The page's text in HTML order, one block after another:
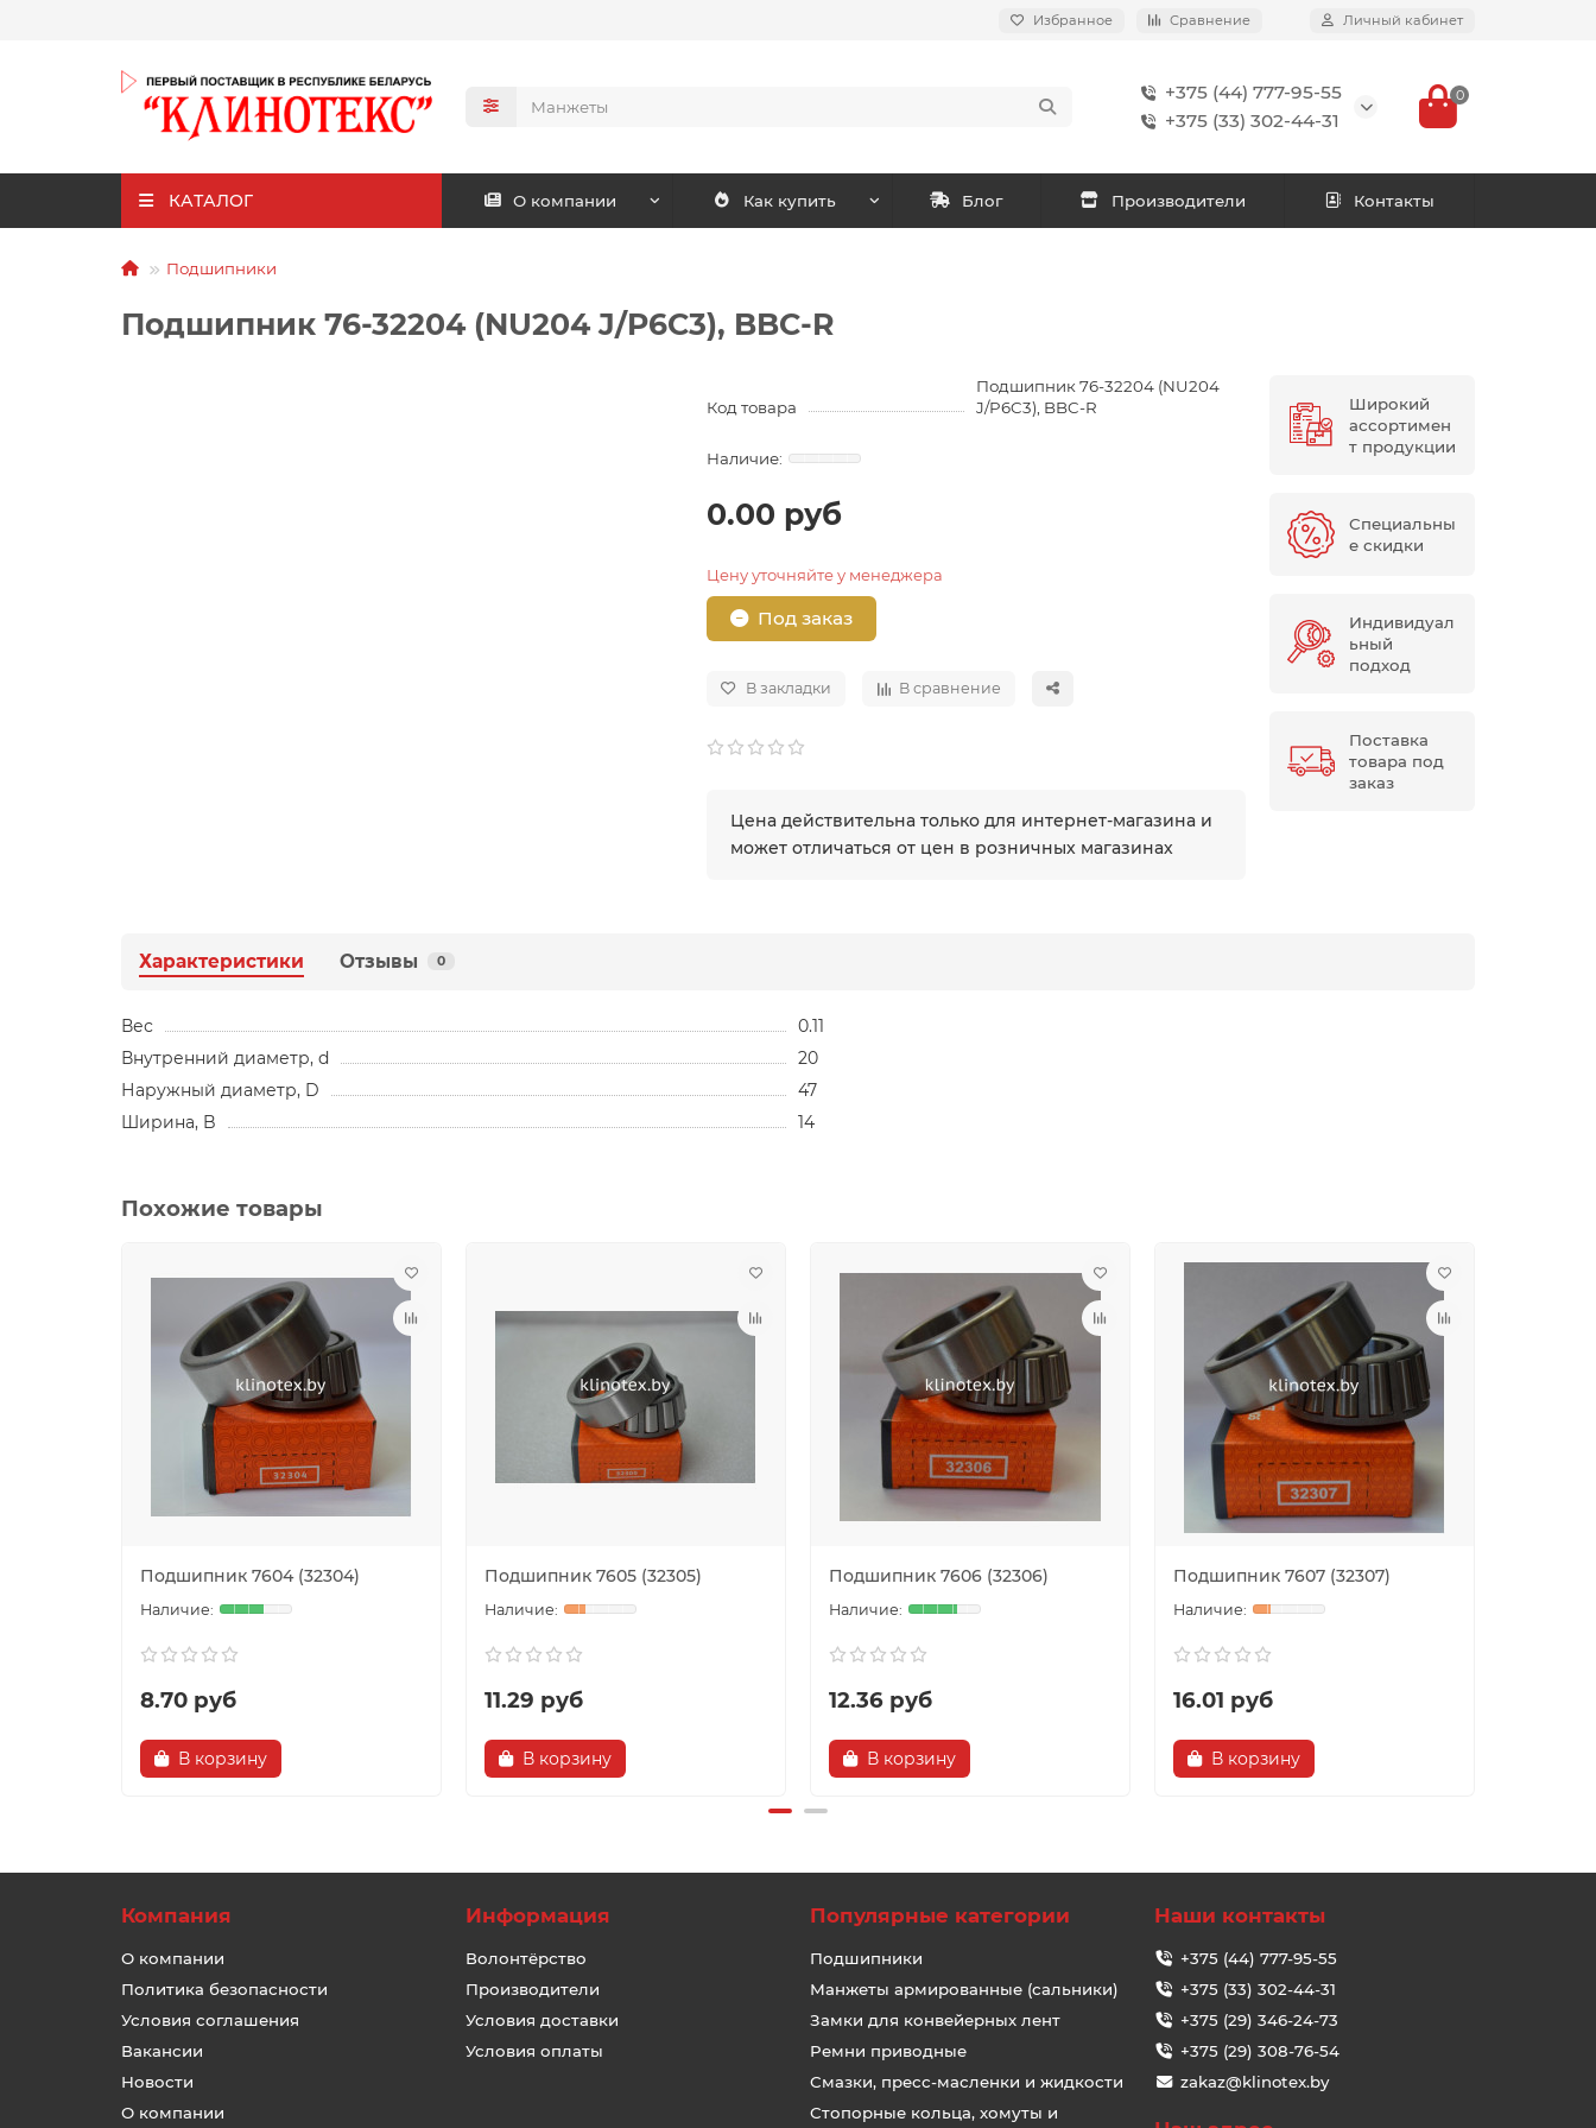
Избранное Сравнение Личный кабинет
+375 (44) 777-95-55
+375 (33) 302-44-31
0
КАТАЛОГ О компании Как купить Блог Производители Контакты
Подшипники
Подшипник 76-32204 (NU204 J/P6C3), BBC-R
Код товара
Подшипник 76-32204 (NU204
J/P6C3), BBC-R
0.00 руб
Цену уточняйте у менеджера
Под заказ
В закладки В сравнение
Цена действительна только для интернет-магазина и
может отличаться от цен в розничных магазинах
Широкий
ассортимен
т продукции
Специальны
е скидки
Индивидуал
ьный
подход
Поставка
товара под
заказ
Характеристики Отзывы 0
Вес
0.11
Внутренний диаметр, d
20
Наружный диаметр, D
47
Ширина, B
14
Похожие товары
Подшипник 7604 (32304)
8.70 руб
В корзину
Подшипник 7605 (32305)
11.29 руб
В корзину
Подшипник 7606 (32306)
12.36 руб
В корзину
Подшипник 7607 (32307)
16.01 руб
В корзину
Компания
О компании
Политика безопасности
Условия соглашения
Вакансии
Новости
О компании
Информация
Волонтёрство
Производители
Условия доставки
Условия оплаты
Популярные категории
Подшипники
Манжеты армированные (сальники)
Замки для конвейерных лент
Ремни приводные
Смазки, пресс-масленки и жидкости
Стопорные кольца, хомуты и
Наши контакты
+375 (44) 777-95-55
+375 (33) 302-44-31
+375 (29) 346-24-73
+375 (29) 308-76-54
zakaz@klinotex.by